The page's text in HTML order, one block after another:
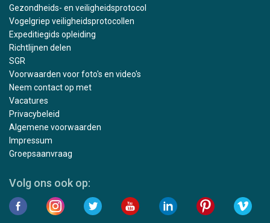
Gezondheids- en veiligheidsprotocol
Vogelgriep veiligheidsprotocollen
Expeditiegids opleiding
Richtlijnen delen
SGR
Voorwaarden voor foto's en video's
Neem contact op met
Vacatures
Privacybeleid
Algemene voorwaarden
Impressum
Groepsaanvraag
Volg ons ook op: